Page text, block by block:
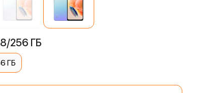
256 ГБ
ГБ